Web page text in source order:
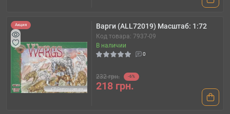
Акция Варги (ALL72019) Масштаб: 1:72
Код товара: 7937-09
В наличии
0
232 грн. -6%
218 грн.